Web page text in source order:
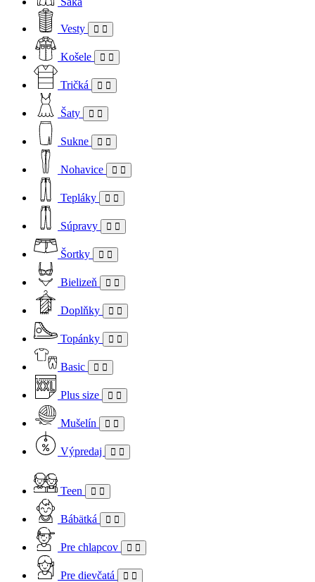
Vesty
Košele
Tričká
Šaty
Sukne
Nohavice
Tepláky
Súpravy
Šortky
Bielizeň
Doplňky
Topánky
Basic
Plus size
Mušelín
Výpredaj
Teen
Bábätká
Pre chlapcov
Pre dievčatá